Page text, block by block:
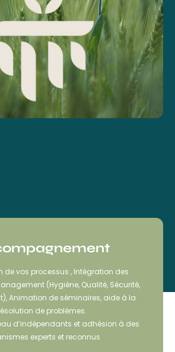
de vos processus , Intégration des
(Hygiène, Qualité, Sécurité,
Animation de séminaires, aide à la
de problèmes.
d’indépendants et adhésion à des
experts et reconnus